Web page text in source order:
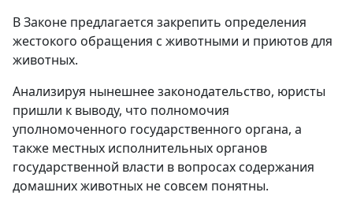
В Законе предлагается закрепить определения
жестокого обращения с животными и приютов для
животных.
Анализируя нынешнее законодательство, юристы
пришли к выводу, что полномочия
уполномоченного государственного органа, а
также местных исполнительных органов
государственной власти в вопросах содержания
домашних животных не совсем понятны.